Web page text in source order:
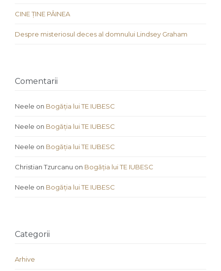
CINE ȚINE PÂINEA
Despre misteriosul deces al domnului Lindsey Graham
Comentarii
Neele on Bogăția lui TE IUBESC
Neele on Bogăția lui TE IUBESC
Neele on Bogăția lui TE IUBESC
Christian Tzurcanu on Bogăția lui TE IUBESC
Neele on Bogăția lui TE IUBESC
Categorii
Arhive